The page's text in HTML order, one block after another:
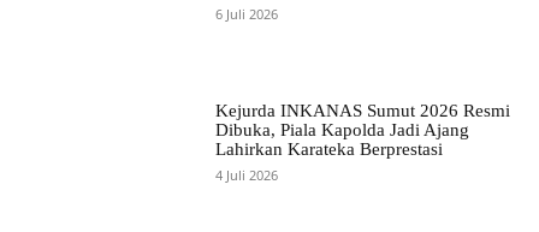
6 Juli 2026
Kejurda INKANAS Sumut 2026 Resmi
Dibuka, Piala Kapolda Jadi Ajang
Lahirkan Karateka Berprestasi
4 Juli 2026